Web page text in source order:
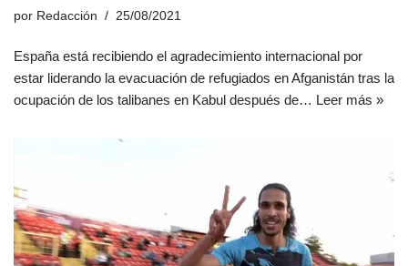
por Redacción 25/08/2021
España está recibiendo el agradecimiento internacional por
estar liderando la evacuación de refugiados en Afganistán tras la
ocupación de los talibanes en Kabul después de… Leer más »